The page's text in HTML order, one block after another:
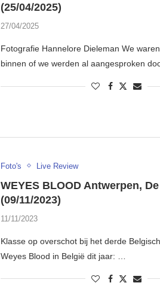
(25/04/2025)
27/04/2025
Fotografie Hannelore Dieleman We
binnen of we werden al aangesproken
Foto's Live Review
WEYES BLOOD Antwerpen,
(09/11/2023)
11/11/2023
Klasse op overschot bij het derde
Weyes Blood in België dit jaar: …